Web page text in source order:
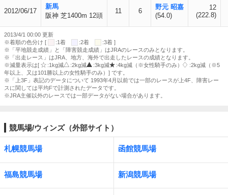
2012/06/17
新馬
阪神 芝1400m 12頭
11 6
野元 昭嘉
(54.0)
12
(222.8)
2013/4/1 00:00 更新
※着順の色分け [
:1着 :2着
:3着 ]
※「平地競走成績」と「障害競走成績」はJRAのレースのみとなります。
※「出走レース」はJRA、地方、海外で出走したレースの成績となります。
※減量表示は[
:1kg減 :2kg減 :3kg減 :4kg減（※女性騎手のみ）
:2kg減（※5
年以上、又は101勝以上の女性騎手のみ）] です。
※「上3F」表記のデータについて 1993年4月以前では一部のレースが上4F、障害レー
スに関しては平均Fで計測されたデータです。
※JRA主催以外のレースでは一部データがない場合があります。
競馬場/ウィンズ（外部サイト）
札幌競馬場 函館競馬場
福島競馬場 新潟競馬場